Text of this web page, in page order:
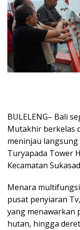
BULELENG– Bali
Mutakhir berkelas
meninjau
Turyapada Tower
Kecamatan
Menara
pusat penyiaran
yang menawarkan
hutan, hingga